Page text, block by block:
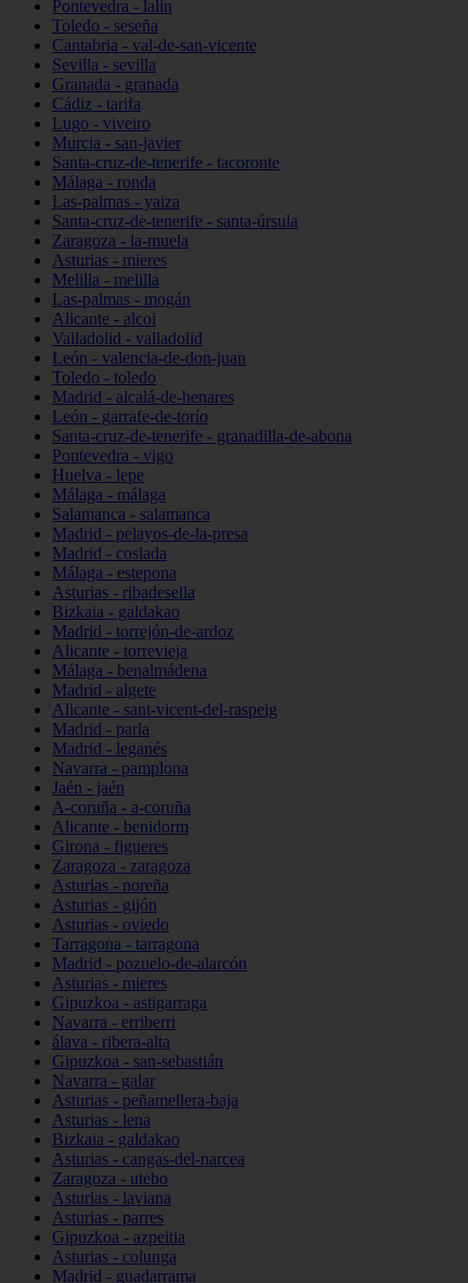
Pontevedra - lalín
Toledo - seseña
Cantabria - val-de-san-vicente
Sevilla - sevilla
Granada - granada
Cádiz - tarifa
Lugo - viveiro
Murcia - san-javier
Santa-cruz-de-tenerife - tacoronte
Málaga - ronda
Las-palmas - yaiza
Santa-cruz-de-tenerife - santa-úrsula
Zaragoza - la-muela
Asturias - mieres
Melilla - melilla
Las-palmas - mogán
Alicante - alcoi
Valladolid - valladolid
León - valencia-de-don-juan
Toledo - toledo
Madrid - alcalá-de-henares
León - garrafe-de-torío
Santa-cruz-de-tenerife - granadilla-de-abona
Pontevedra - vigo
Huelva - lepe
Málaga - málaga
Salamanca - salamanca
Madrid - pelayos-de-la-presa
Madrid - coslada
Málaga - estepona
Asturias - ribadesella
Bizkaia - galdakao
Madrid - torrejón-de-ardoz
Alicante - torrevieja
Málaga - benalmádena
Madrid - algete
Alicante - sant-vicent-del-raspeig
Madrid - parla
Madrid - leganés
Navarra - pamplona
Jaén - jaén
A-coruña - a-coruña
Alicante - benidorm
Girona - figueres
Zaragoza - zaragoza
Asturias - noreña
Asturias - gijón
Asturias - oviedo
Tarragona - tarragona
Madrid - pozuelo-de-alarcón
Asturias - mieres
Gipuzkoa - astigarraga
Navarra - erriberri
álava - ribera-alta
Gipuzkoa - san-sebastián
Navarra - galar
Asturias - peñamellera-baja
Asturias - lena
Bizkaia - galdakao
Asturias - cangas-del-narcea
Zaragoza - utebo
Asturias - laviana
Asturias - parres
Gipuzkoa - azpeitia
Asturias - colunga
Madrid - guadarrama